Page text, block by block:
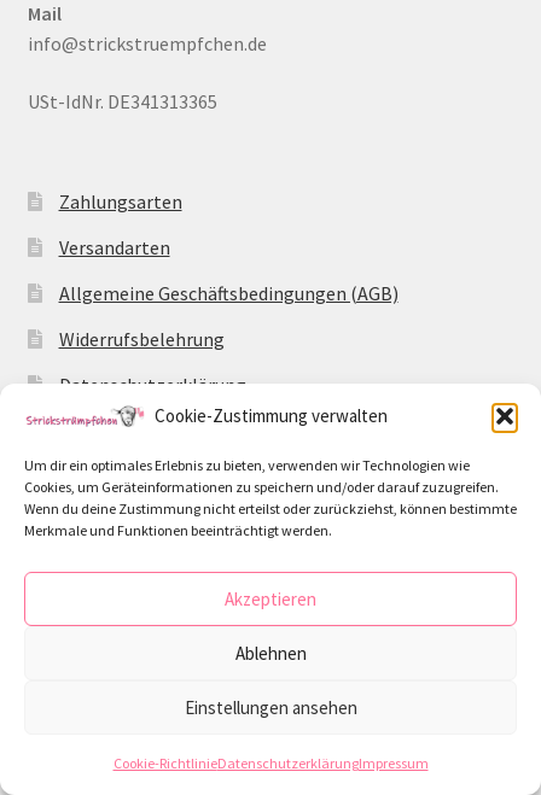
Cookie-Zustimmung verwalten
Um dir ein optimales Erlebnis zu bieten, verwenden wir Technologien wie
Cookies, um Geräteinformationen zu speichern und/oder darauf zuzugreifen.
Wenn du deine Zustimmung nicht erteilst oder zurückziehst, können bestimmte
Merkmale und Funktionen beeinträchtigt werden.
Akzeptieren
Ablehnen
Einstellungen ansehen
Cookie-RichtlinieDatenschutzerklärungImpressum
Mail
info@strickstruempfchen.de
USt-IdNr. DE341313365
Zahlungsarten
Versandarten
Allgemeine Geschäftsbedingungen (AGB)
Widerrufsbelehrung
Datenschutzerklärung
Impressum
Cookie-Richtlinie (EU)
© Strickstrümpfchen 2026
Erstellt mit WooCommerce